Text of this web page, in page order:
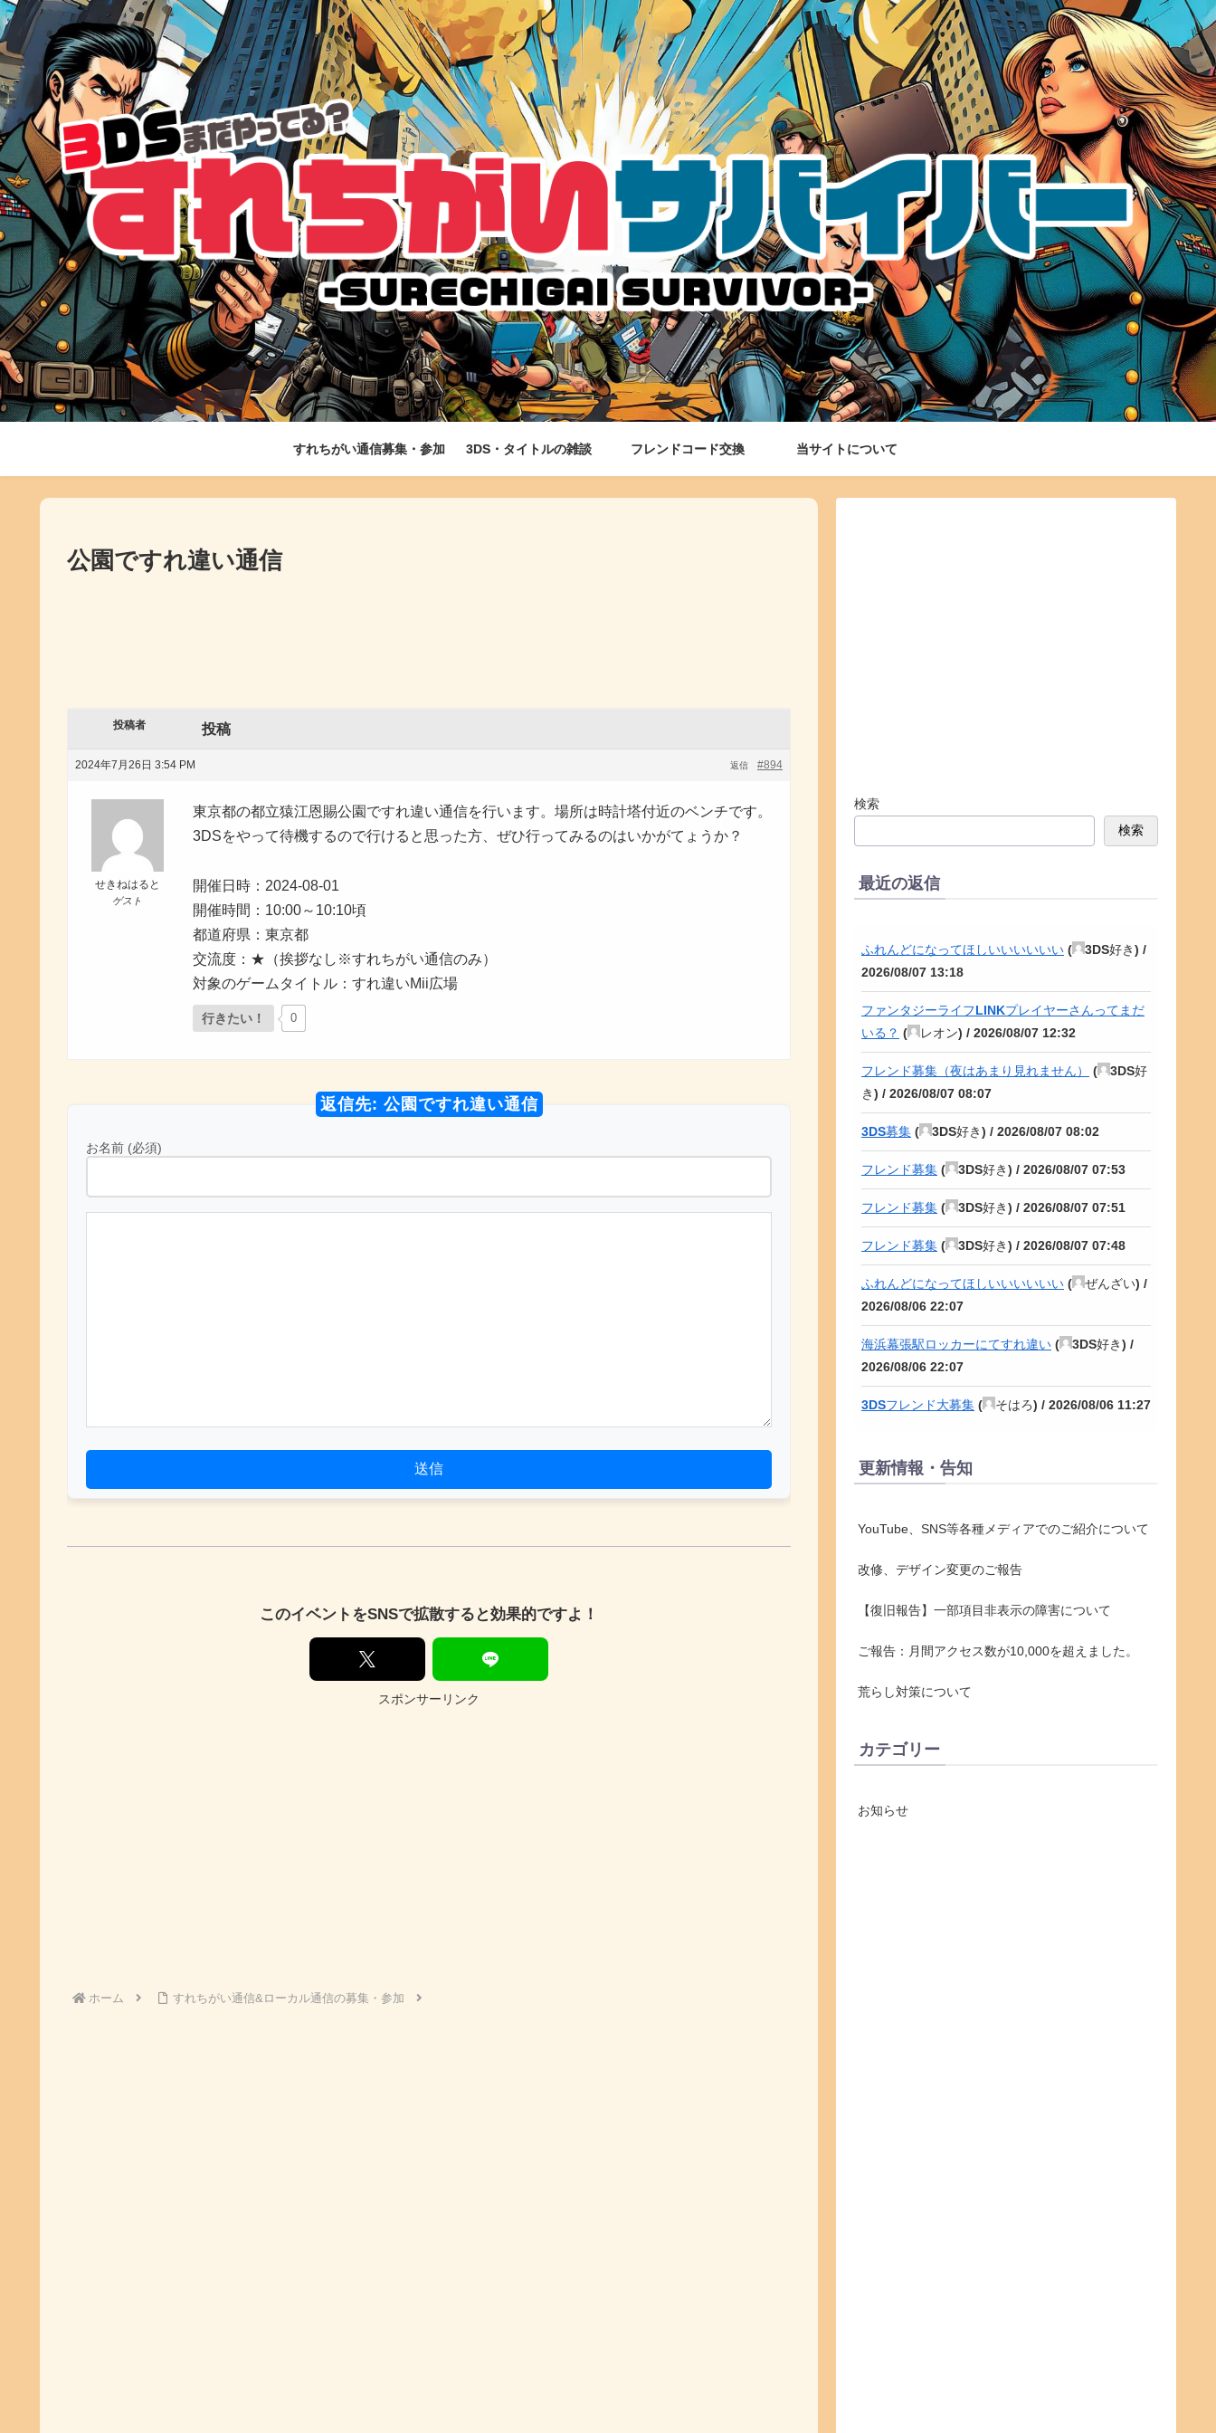
すれちがい通信募集・参加 3DS・タイトルの雑談 フレンドコード交換 当サイトについて
公園ですれ違い通信
投稿者 投稿
2024年7月26日 3:54 PM #894
返信
せきねはると
ゲスト
東京都の都立猿江恩賜公園ですれ違い通信を行います。場所は時計塔付近のベンチです。
3DSをやって待機するので行けると思った方、ぜひ行ってみるのはいかがてょうか？
開催日時：2024-08-01
開催時間：10:00～10:10頃
都道府県：東京都
交流度：★（挨拶なし※すれちがい通信のみ）
対象のゲームタイトル：すれ違いMii広場
行きたい！ 0
返信先: 公園ですれ違い通信
お名前 (必須)
送信
このイベントをSNSで拡散すると効果的ですよ！
スポンサーリンク
ホーム すれちがい通信&ローカル通信の募集・参加
検索
検索
最近の返信
ふれんどになってほしいいいいいい ( 3DS好き) /
2026/08/07 13:18
ファンタジーライフLINKプレイヤーさんってまだ
いる？ ( レオン) / 2026/08/07 12:32
フレンド募集（夜はあまり見れません） (
3DS好
き) / 2026/08/07 08:07
3DS募集 ( 3DS好き) / 2026/08/07 08:02
フレンド募集 ( 3DS好き) / 2026/08/07 07:53
フレンド募集 ( 3DS好き) / 2026/08/07 07:51
フレンド募集 ( 3DS好き) / 2026/08/07 07:48
ふれんどになってほしいいいいいい ( ぜんざい) /
2026/08/06 22:07
海浜幕張駅ロッカーにてすれ違い ( 3DS好き) /
2026/08/06 22:07
3DSフレンド大募集 ( そはろ) / 2026/08/06 11:27
更新情報・告知
YouTube、SNS等各種メディアでのご紹介について
改修、デザイン変更のご報告
【復旧報告】一部項目非表示の障害について
ご報告：月間アクセス数が10,000を超えました。
荒らし対策について
カテゴリー
お知らせ